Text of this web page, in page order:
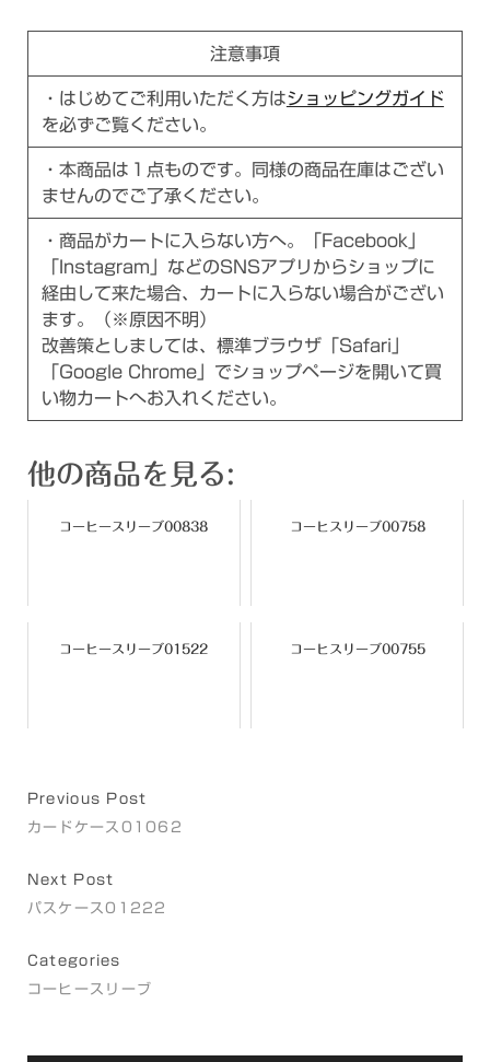
注意事項
・はじめてご利用いただく方はショッピングガイド
を必ずご覧ください。
・本商品は１点ものです。同様の商品在庫はござい
ませんのでご了承ください。
・商品がカートに入らない方へ。「Facebook」
「Instagram」などのSNSアプリからショップに
経由して来た場合、カートに入らない場合がござい
ます。（※原因不明）
改善策としましては、標準ブラウザ「Safari」
「Google Chrome」でショップページを開いて買
い物カートへお入れください。
他の商品を見る:
コーヒースリーブ00838 コーヒスリーブ00758
コーヒースリーブ01522 コーヒスリーブ00755
Previous Post
カードケース01062
Next Post
パスケース01222
Categories
コーヒースリーブ